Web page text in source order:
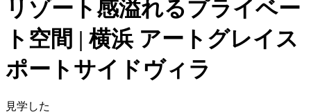
リゾート感溢れるプライベー
ト空間 | 横浜 アートグレイス
ポートサイドヴィラ
見学した